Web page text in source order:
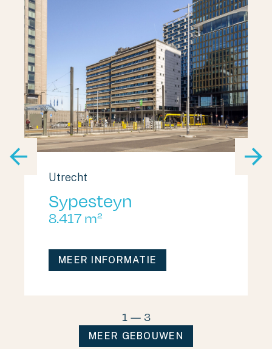
Utrecht
Sypesteyn
8.417 m²
MEER INFORMATIE
1 — 3
MEER GEBOUWEN